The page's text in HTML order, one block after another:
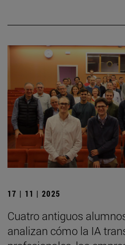
17 | 11 | 2025
Cuatro antiguos
analizan cómo la IA